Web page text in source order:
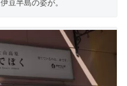
豆半島の姿が。